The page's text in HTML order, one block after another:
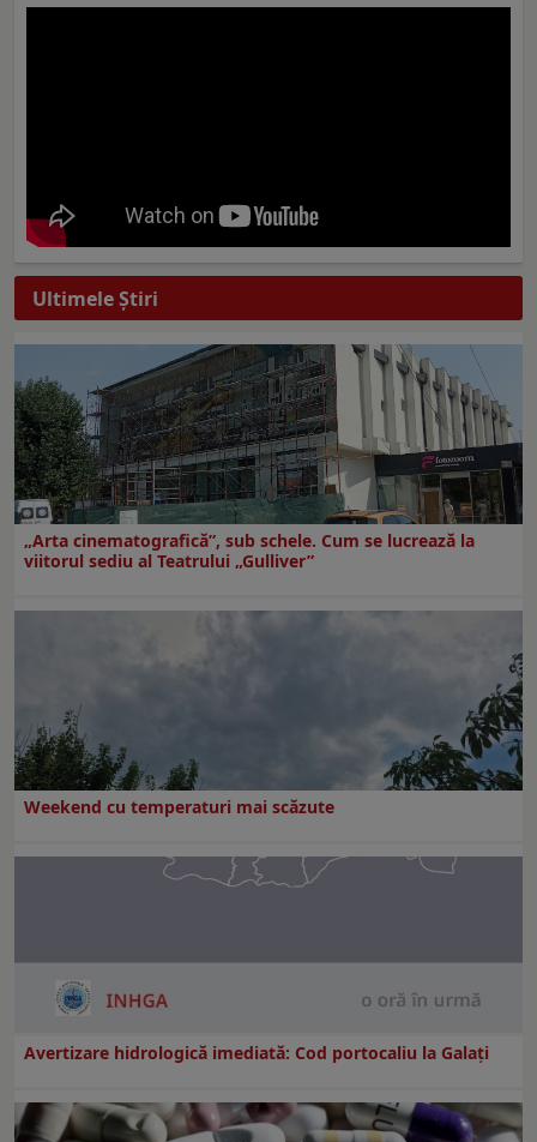
Ultimele Ştiri
„Arta cinematografică”, sub schele. Cum se lucrează la
viitorul sediu al Teatrului „Gulliver”
Weekend cu temperaturi mai scăzute
Avertizare hidrologică imediată: Cod portocaliu la Galaţi